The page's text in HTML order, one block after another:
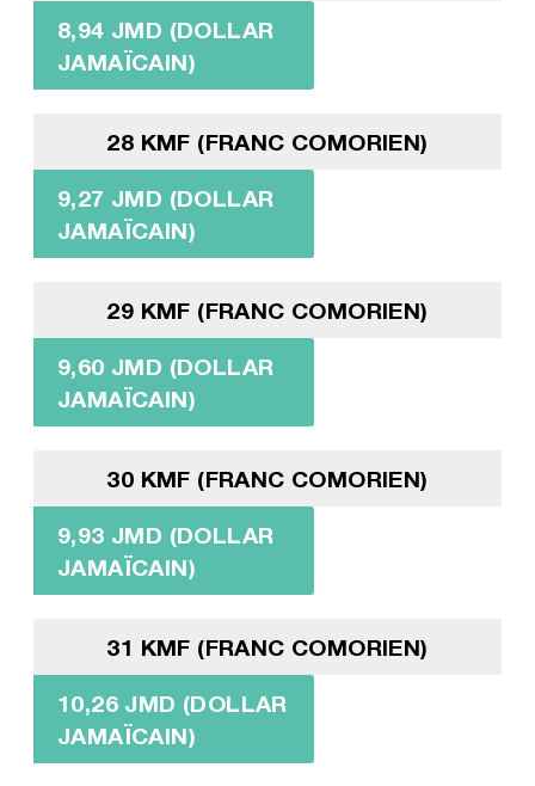
8,94 JMD (DOLLAR
JAMAÏCAIN)
28 KMF (FRANC COMORIEN)
9,27 JMD (DOLLAR
JAMAÏCAIN)
29 KMF (FRANC COMORIEN)
9,60 JMD (DOLLAR
JAMAÏCAIN)
30 KMF (FRANC COMORIEN)
9,93 JMD (DOLLAR
JAMAÏCAIN)
31 KMF (FRANC COMORIEN)
10,26 JMD (DOLLAR
JAMAÏCAIN)